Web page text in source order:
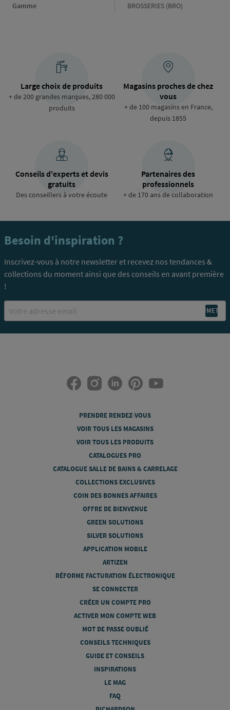
Gamme
Gamme
BROSSERIES (BRO)
Large choix de produits
+ de 200 grandes marques, 280 000
produits
Magasins proches de chez
vous
+ de 100 magasins en France,
depuis 1855
Conseils d'experts et devis
gratuits
Des conseillers à votre écoute
Partenaires des
professionnels
+ de 170 ans de collaboration
Besoin d'inspiration ?
Inscrivez-vous à notre newsletter et recevez nos tendances &
collections du moment ainsi que des conseils en avant première
!
PRENDRE RENDEZ-VOUS
VOIR TOUS LES MAGASINS
VOIR TOUS LES PRODUITS
CATALOGUES PRO
CATALOGUE SALLE DE BAINS & CARRELAGE
COLLECTIONS EXCLUSIVES
COIN DES BONNES AFFAIRES
OFFRE DE BIENVENUE
GREEN SOLUTIONS
SILVER SOLUTIONS
APPLICATION MOBILE
ARTIZEN
RÉFORME FACTURATION ÉLECTRONIQUE
SE CONNECTER
CRÉER UN COMPTE PRO
ACTIVER MON COMPTE WEB
MOT DE PASSE OUBLIÉ
CONSEILS TECHNIQUES
GUIDE ET CONSEILS
INSPIRATIONS
LE MAG
FAQ